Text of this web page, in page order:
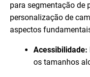
para segmentação de
personalização de
aspectos
Acessibilidade:
os tamanhos